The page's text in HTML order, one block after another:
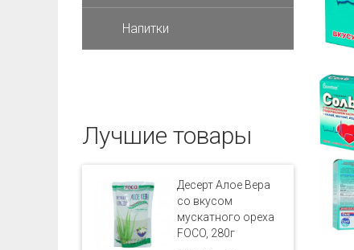
Напитки
Лучшие товары
Десерт Алое Вера
со вкусом
мускатного ореха
FOCO, 280г